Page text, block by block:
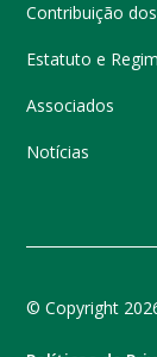
Contribuição
Estatuto e
Associados
Notícias
© Copyright